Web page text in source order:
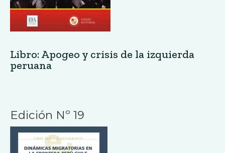
Libro: Apogeo y crisis de la izquierda
peruana
Edición Nº 19